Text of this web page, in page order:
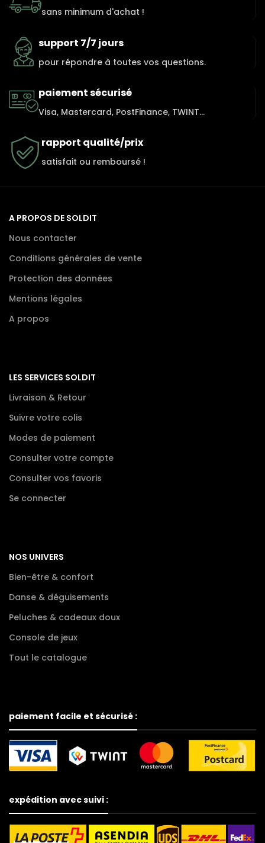
sans minimum d'achat !
support 7/7 jours
pour répondre à toutes vos questions.
paiement sécurisé
Visa, Mastercard, PostFinance, TWINT...
rapport qualité/prix
satisfait ou remboursé !
A PROPOS DE SOLDIT
Nous contacter
Conditions générales de vente
Protection des données
Mentions légales
A propos
LES SERVICES SOLDIT
Livraison & Retour
Suivre votre colis
Modes de paiement
Consulter votre compte
Consulter vos favoris
Se connecter
NOS UNIVERS
Bien-être & confort
Danse & déguisements
Peluches & cadeaux doux
Console de jeux
Tout le catalogue
paiement facile et sécurisé :
expédition avec suivi :